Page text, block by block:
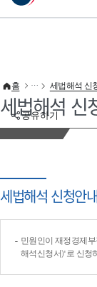
이 누리집은 대한민국
공유하기
홈 세법해석 신
세법해석 신
세법해석 신청안
민원인이 재정경제
해석신청서)'로 신청